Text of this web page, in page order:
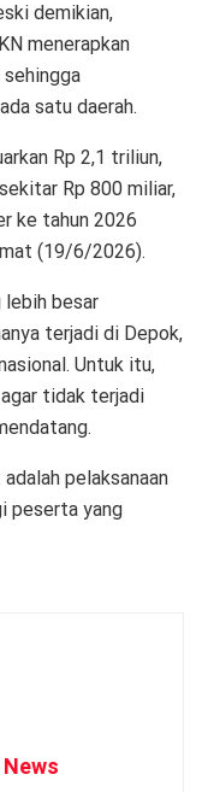
demikian,
menerapkan
satu daerah.
Rp 2,1 triliun,
Rp 800 miliar,
ke tahun 2026
(19/6/2026).
lebih besar
terjadi di Depok,
Untuk itu,
tidak terjadi
pelaksanaan
peserta yang